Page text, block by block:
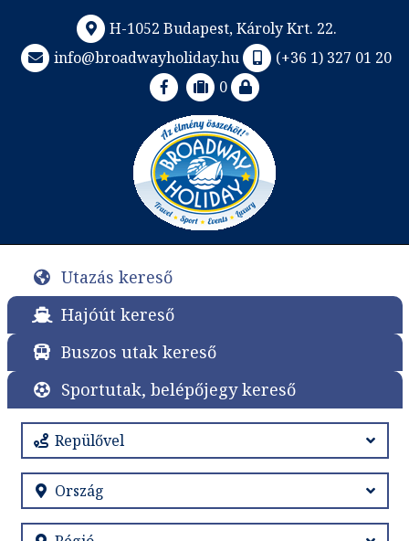
H-1052 Budapest, Károly Krt. 22.
info@broadwayholiday.hu
(+36 1) 327 01 20
0
Utazás kereső
Hajóút kereső
Buszos utak kereső
Sportutak, belépőjegy kereső